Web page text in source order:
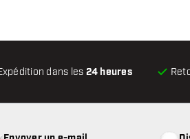
dans les 24 heures